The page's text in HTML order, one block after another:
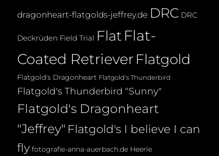
dragonheart-flatgolds-jeffrey.de DRC DRC
Deckrüden Field Trial Flat Flat-
Coated Retriever Flatgold
Flatgold's Dragonheart Flatgold's Thunderbird
Flatgold's Thunderbird "Sunny"
Flatgold's Dragonheart
"Jeffrey" Flatgold's I believe I can
fly fotografie-anna-auerbach.de Heerle